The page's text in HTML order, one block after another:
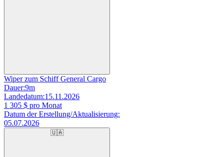
Wiper zum Schiff General Cargo
Dauer:9m
Landedatum:15.11.2026
1 305 $ pro Monat
Datum der Erstellung/Aktualisierung:
05.07.2026
🇺🇦